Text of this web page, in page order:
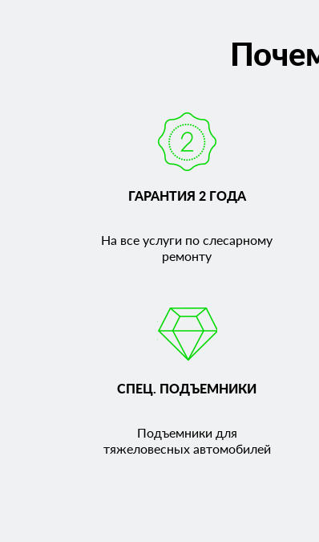
ГАРАНТИЯ 2 ГОДА
На все услуги по слесарному
ремонту
СПЕЦ. ПОДЪЕМНИКИ
Подъемники для
тяжеловесных автомобилей